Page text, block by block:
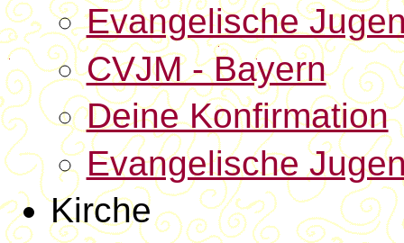
Evangelische
CVJM - Bayern
Deine Konfirmation
Evangelische
Kirche